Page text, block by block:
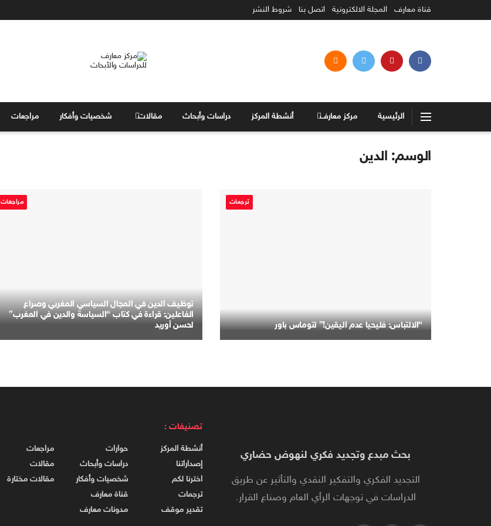
قناة معارف المجلة الالكترونية اتصل بنا شروط النشر
الرئيسية مركز معارف أنشطة المركز دراسات وأبحاث مقالات شخصيات وأفكار مراجعات
الوسم: الدين
ترجمات
“الالتباس: فليحيا عدم اليقين!” لتوماس باور
مراجعات
توظيف الدين في المجال السياسي المغربي وصراع
الفاعلين: قراءة في كتاب “السياسة والدين في المغرب”
لحسن أوريد
بحث مبدع وتجديد فكري لنهوض حضاري
التجديد الفكري والتفكير النقدي والتأثير عن طريق
الدراسات في توجهات الرأي العام وصناع القرار.
تصنيفات :
أنشطة المركز
إصداراتنا
اخترنا لكم
ترجمات
تقدير موقف
حوارات
دراسات وأبحاث
شخصيات وأفكار
قناة معارف
مدونات معارف
مراجعات
مقالات
مقالات مختارة